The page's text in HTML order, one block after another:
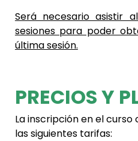
Será necesario asistir
sesiones para poder
última sesión.
PRECIOS Y
La inscripción en el
las siguientes tarifas: